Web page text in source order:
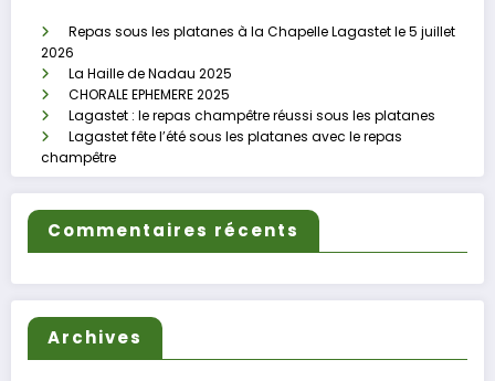
Repas sous les platanes à la Chapelle Lagastet le 5 juillet
2026
La Haille de Nadau 2025
CHORALE EPHEMERE 2025
Lagastet : le repas champêtre réussi sous les platanes
Lagastet fête l’été sous les platanes avec le repas
champêtre
Commentaires récents
Archives